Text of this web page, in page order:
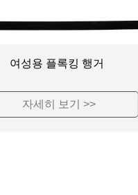
여성용 플록킹 행거
자세히 보기 >>